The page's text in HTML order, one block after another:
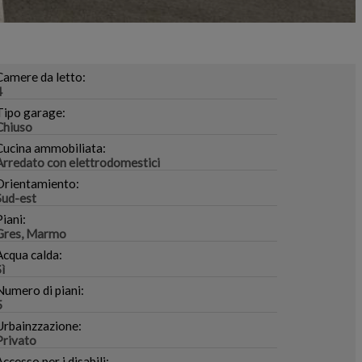
da letto:
garage:
ammobiliata:
con elettrodomestici
est
Marmo
calda:
di piani: